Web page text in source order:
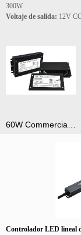
60W Commercial LED Driver High Efficiency LED Power Supply
300W
Voltaje de salida: 12V
Controlador LED lineal